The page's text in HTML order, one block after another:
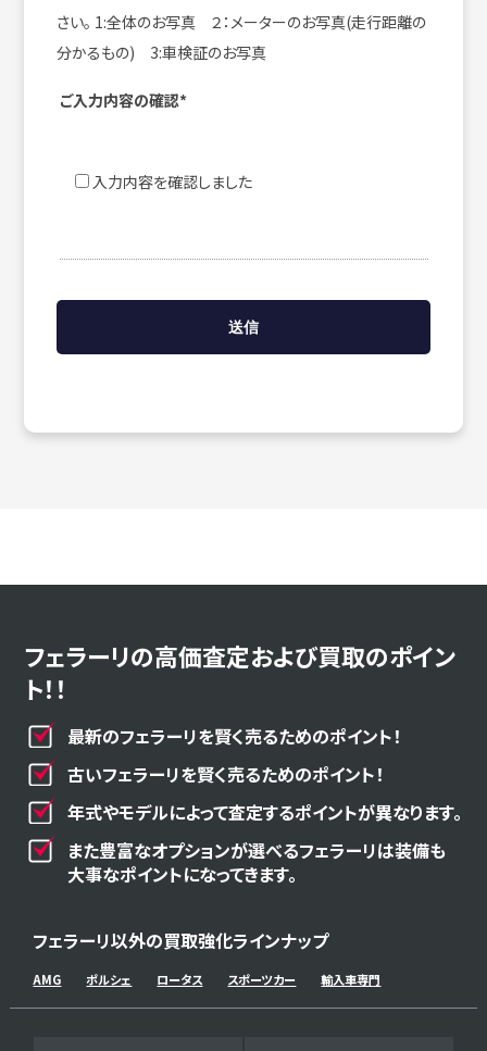
さい。 1:全体のお写真 ２：メーターのお写真(走行距離の
分かるもの) 3:車検証のお写真
ご入力内容の確認*
入力内容を確認しました
フェラーリの高価査定および買取のポイン
ト！！
最新のフェラーリを賢く売るためのポイント！
古いフェラーリを賢く売るためのポイント！
年式やモデルによって査定するポイントが異なります。
また豊富なオプションが選べるフェラーリは装備も
大事なポイントになってきます。
フェラーリ以外の買取強化ラインナップ
AMG ポルシェ ロータス スポーツカー 輸入車専門